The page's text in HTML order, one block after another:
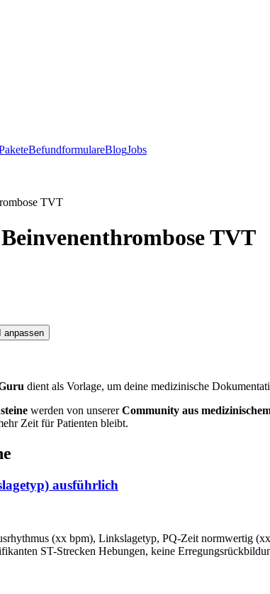
BefundformulareBlogJobs
TVT
TVT
anpassen
dient als Vorlage, um deine medizinische
werden von unsererCommunity aus
Zeit für Patienten bleibt.
ausführlich
(xx bpm), Linkslagetyp, PQ-Zeit normwertig
ST-Strecken Hebungen, keine